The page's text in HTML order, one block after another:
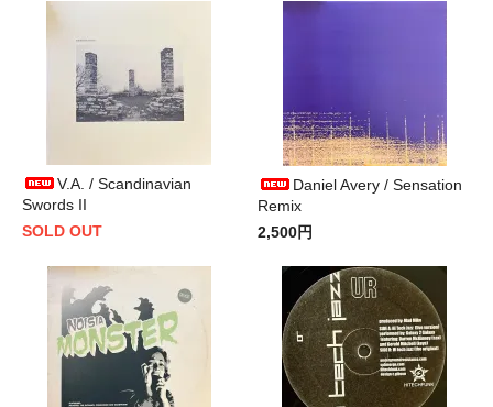
V.A. / Scandinavian
Swords II
SOLD OUT
Daniel Avery / Sensation
Remix
2,500円